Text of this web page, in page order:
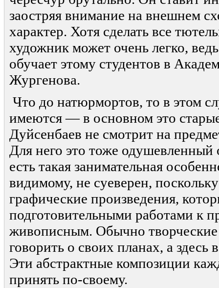
заостряя внимание на внешнем
характер. Хотя сделать все
художник может очень легко,
обучает этому студентов в
Жургенова.
Что до натюрмортов, то в этом
имеются — в основном это
Дуйсенбаев не смотрит на
Для него это тоже одушевленный
есть такая занимательная
видимому, не суеверен,
графические произведения,
подготовительными работами к
живописным. Обычно
говорить о своих планах, а здесь
Эти абстрактные композиции
принять по-своему.